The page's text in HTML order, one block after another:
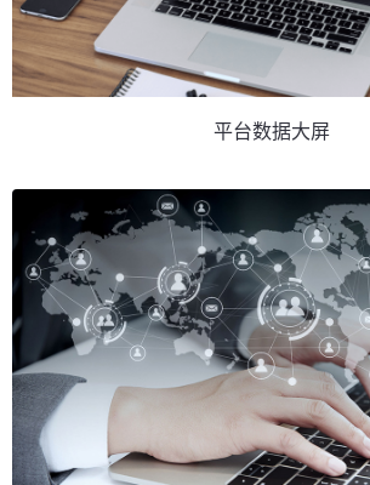
平台数据大屏